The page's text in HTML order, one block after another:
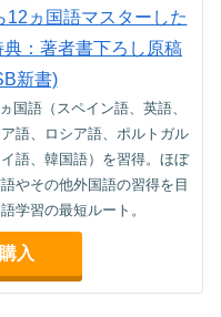
12ヵ国語マスターした
：著者書下ろし原稿
新書)
国語（スペイン語、英語、
語、ロシア語、ポルトガル
語、韓国語）を習得。ほぼ
やその他外国語の習得を目
学習の最短ルート。
入